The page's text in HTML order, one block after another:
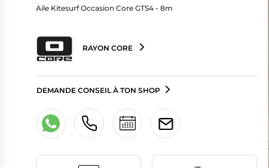
Aile Kitesurf Occasion Core GTS4 - 8m
RAYON CORE
DEMANDE CONSEIL À TON SHOP